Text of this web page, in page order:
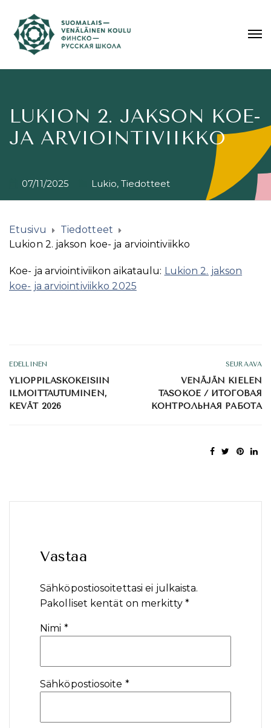
LUKION 2. JAKSON KOE-
JA ARVIOINTIVIIKKO
07/11/2025 Lukio, Tiedotteet
Etusivu
Tiedotteet
Lukion 2. jakson koe- ja arviointiviikko
Koe- ja arviointiviikon aikataulu: Lukion 2. jakson
koe- ja arviointiviikko 2025
EDELLINEN
YLIOPPILASKOKEISIIN
ILMOITTAUTUMINEN,
KEVÄT 2026
SEURAAVA
VENÄJÄN KIELEN
TASOKOE / ИТОГОВАЯ
КОНТРОЛЬНАЯ РАБОТА
Vastaa
Sähköpostiosoitettasi ei julkaista.
Pakolliset kentät on merkitty*
Nimi *
Sähköpostiosoite *